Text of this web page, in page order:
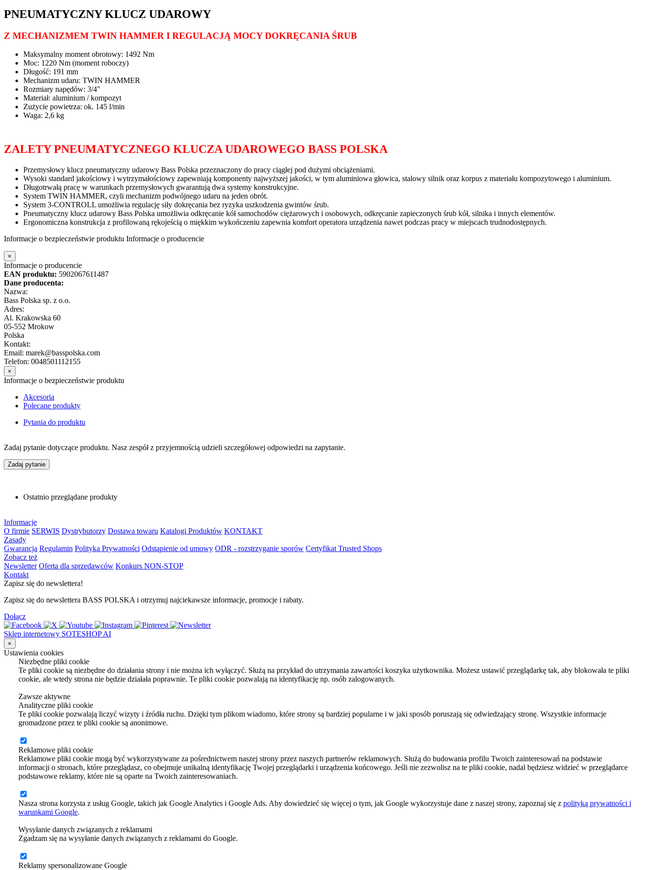
PNEUMATYCZNY KLUCZ UDAROWY
Z MECHANIZMEM TWIN HAMMER I REGULACJĄ MOCY DOKRĘCANIA ŚRUB
Maksymalny moment obrotowy: 1492 Nm
Moc: 1220 Nm (moment roboczy)
Długość: 191 mm
Mechanizm udaru: TWIN HAMMER
Rozmiary napędów: 3/4"
Materiał: aluminium / kompozyt
Zużycie powietrza: ok. 145 l/min
Waga: 2,6 kg
ZALETY PNEUMATYCZNEGO KLUCZA UDAROWEGO BASS POLSKA
Przemysłowy klucz pneumatyczny udarowy Bass Polska przeznaczony do pracy ciągłej pod dużymi obciążeniami.
Wysoki standard jakościowy i wytrzymałościowy zapewniają komponenty najwyższej jakości, w tym aluminiowa głowica, stalowy silnik oraz korpus z materiału kompozytowego i aluminium.
Długotrwałą pracę w warunkach przemysłowych gwarantują dwa systemy konstrukcyjne.
System TWIN HAMMER, czyli mechanizm podwójnego udaru na jeden obrót.
System 3-CONTROLL umożliwia regulację siły dokręcania bez ryzyka uszkodzenia gwintów śrub.
Pneumatyczny klucz udarowy Bass Polska umożliwia odkręcanie kół samochodów ciężarowych i osobowych, odkręcanie zapieczonych śrub kół, silnika i innych elementów.
Ergonomiczna konstrukcja z profilowaną rękojeścią o miękkim wykończeniu zapewnia komfort operatora urządzenia nawet podczas pracy w miejscach trudnodostępnych.
Informacje o bezpieczeństwie produktu Informacje o producencie
×
Informacje o producencie
EAN produktu: 5902067611487
Dane producenta:
Nazwa:
Bass Polska sp. z o.o.
Adres:
Al. Krakowska 60
05-552 Mrokow
Polska
Kontakt:
Email: marek@basspolska.com
Telefon: 0048501112155
×
Informacje o bezpieczeństwie produktu
Akcesoria
Polecane produkty
Pytania do produktu
Zadaj pytanie dotyczące produktu. Nasz zespół z przyjemnością udzieli szczegółowej odpowiedzi na zapytanie.
Zadaj pytanie
Ostatnio przeglądane produkty
Informacje
O firmie SERWIS Dystrybutorzy Dostawa towaru Katalogi Produktów KONTAKT
Zasady
Gwarancja Regulamin Polityka Prywatności Odstąpienie od umowy ODR - rozstrzyganie sporów Certyfikat Trusted Shops
Zobacz też
Newsletter Oferta dla sprzedawców Konkurs NON-STOP
Kontakt
Zapisz się do newslettera!
Zapisz się do newslettera BASS POLSKA i otrzymuj najciekawsze informacje, promocje i rabaty.
Dołącz
Sklep internetowy SOTESHOP AI
×
Ustawienia cookies
Niezbędne pliki cookie
Te pliki cookie są niezbędne do działania strony i nie można ich wyłączyć. Służą na przykład do utrzymania zawartości koszyka użytkownika. Możesz ustawić przeglądarkę tak, aby blokowała te pliki
cookie, ale wtedy strona nie będzie działała poprawnie. Te pliki cookie pozwalają na identyfikację np. osób zalogowanych.
Zawsze aktywne
Analityczne pliki cookie
Te pliki cookie pozwalają liczyć wizyty i źródła ruchu. Dzięki tym plikom wiadomo, które strony są bardziej popularne i w jaki sposób poruszają się odwiedzający stronę. Wszystkie informacje
gromadzone przez te pliki cookie są anonimowe.
Reklamowe pliki cookie
Reklamowe pliki cookie mogą być wykorzystywane za pośrednictwem naszej strony przez naszych partnerów reklamowych. Służą do budowania profilu Twoich zainteresowań na podstawie
informacji o stronach, które przeglądasz, co obejmuje unikalną identyfikację Twojej przeglądarki i urządzenia końcowego. Jeśli nie zezwolisz na te pliki cookie, nadal będziesz widzieć w przeglądarce
podstawowe reklamy, które nie są oparte na Twoich zainteresowaniach.
Nasza strona korzysta z usług Google, takich jak Google Analytics i Google Ads. Aby dowiedzieć się więcej o tym, jak Google wykorzystuje dane z naszej strony, zapoznaj się z polityką prywatności i
warunkami Google.
Wysyłanie danych związanych z reklamami
Zgadzam się na wysyłanie danych związanych z reklamami do Google.
Reklamy spersonalizowane Google